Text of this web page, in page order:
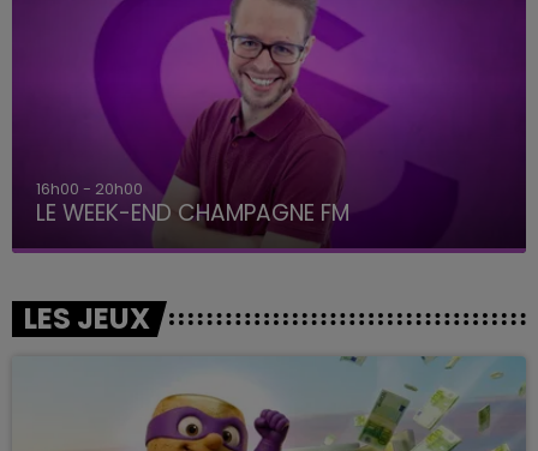
16h00 - 20h00
LE WEEK-END CHAMPAGNE FM
LES JEUX